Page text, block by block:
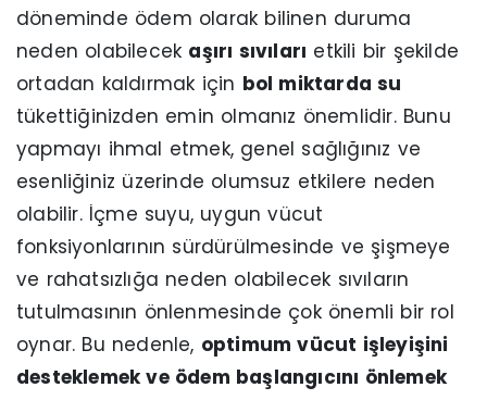
döneminde ödem olarak bilinen duruma
neden olabilecek aşırı sıvıları etkili bir şekilde
ortadan kaldırmak için bol miktarda su
tükettiğinizden emin olmanız önemlidir. Bunu
yapmayı ihmal etmek, genel sağlığınız ve
esenliğiniz üzerinde olumsuz etkilere neden
olabilir. İçme suyu, uygun vücut
fonksiyonlarının sürdürülmesinde ve şişmeye
ve rahatsızlığa neden olabilecek sıvıların
tutulmasının önlenmesinde çok önemli bir rol
oynar. Bu nedenle, optimum vücut işleyişini
desteklemek ve ödem başlangıcını önlemek